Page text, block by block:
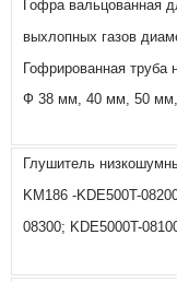
Гофра вальцованная
выхлопных газов
Гофрированная труба
Ф 38 мм, 40 мм, 50
Глушитель
KM186 -KDE500T-
08300; KDE5000T-